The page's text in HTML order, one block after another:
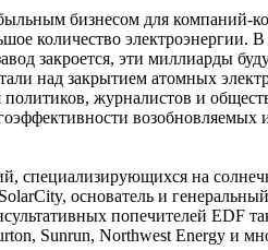
бизнесом для
количество электроэнергии.
закроется, эти
над закрытием атомных
журналистов и
специализирующихся на
основатель и
попечителей
Sunrun, Northwest Energy и